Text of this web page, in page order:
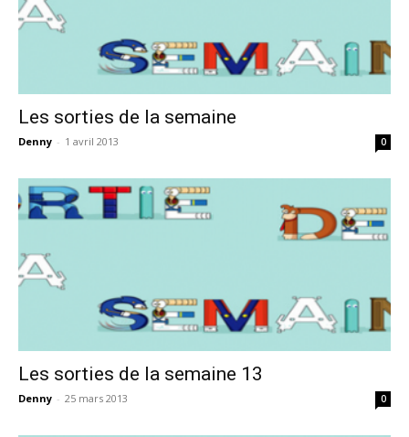
Les sorties de la semaine
Denny - 1 avril 2013 0
Les sorties de la semaine 13
Denny - 25 mars 2013 0